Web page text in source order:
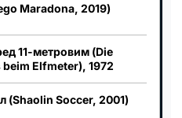
Maradona, 2019)
11-метровим (Die
Elfmeter), 1972
(Shaolin Soccer, 2001)